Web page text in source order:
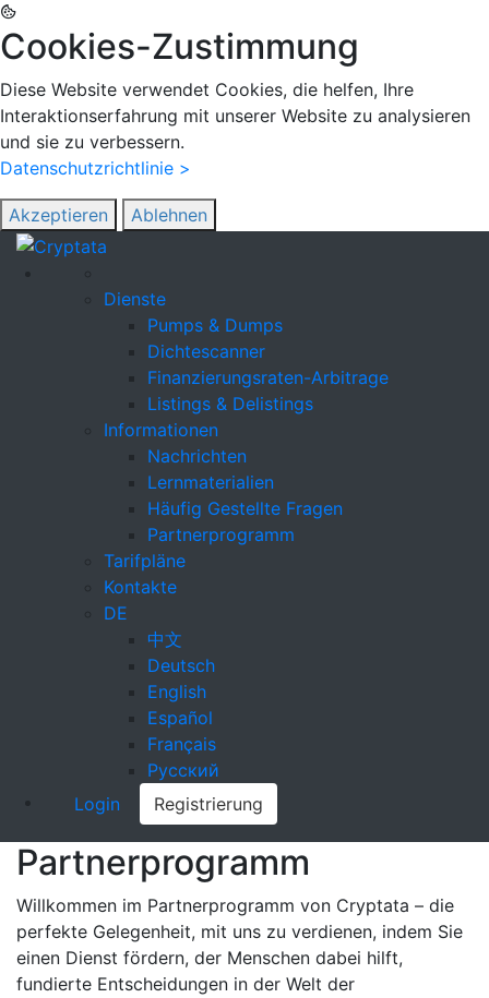
Cookies-Zustimmung
Diese Website verwendet Cookies, die helfen, Ihre
Interaktionserfahrung mit unserer Website zu analysieren
und sie zu verbessern.
Datenschutzrichtlinie >
Akzeptieren Ablehnen
Dienste
Pumps & Dumps
Dichtescanner
Finanzierungsraten-Arbitrage
Listings & Delistings
Informationen
Nachrichten
Lernmaterialien
Häufig Gestellte Fragen
Partnerprogramm
Tarifpläne
Kontakte
DE
中文
Deutsch
English
Español
Français
Русский
Login
Registrierung
Partnerprogramm
Willkommen im Partnerprogramm von Cryptata – die
perfekte Gelegenheit, mit uns zu verdienen, indem Sie
einen Dienst fördern, der Menschen dabei hilft,
fundierte Entscheidungen in der Welt der